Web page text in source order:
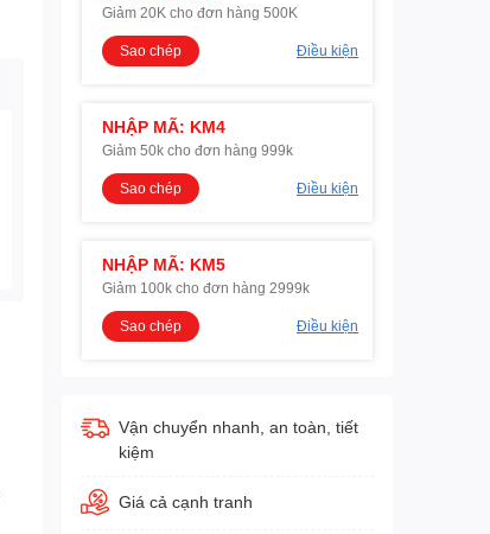
Giảm 20K cho đơn hàng 500K
Sao chép Điều kiện
NHẬP MÃ: KM4
Giảm 50k cho đơn hàng 999k
Sao chép Điều kiện
NHẬP MÃ: KM5
Giảm 100k cho đơn hàng 2999k
Sao chép Điều kiện
Vận chuyển nhanh, an toàn, tiết
kiệm
Giá cả cạnh tranh